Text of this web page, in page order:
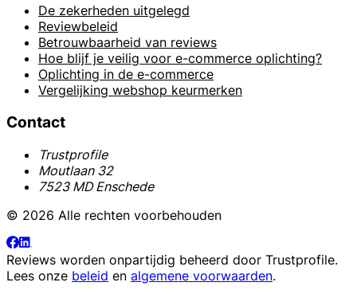
De zekerheden uitgelegd
Reviewbeleid
Betrouwbaarheid van reviews
Hoe blijf je veilig voor e-commerce oplichting?
Oplichting in de e-commerce
Vergelijking webshop keurmerken
Contact
Trustprofile
Moutlaan 32
7523 MD Enschede
© 2026 Alle rechten voorbehouden
Reviews worden onpartijdig beheerd door Trustprofile.
Lees onze beleid en algemene voorwaarden.